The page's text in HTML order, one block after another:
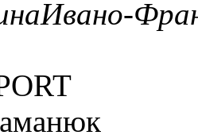
Ивано-